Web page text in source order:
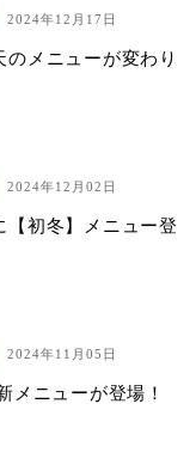
2024年12月17日
メニューが変わり
2024年12月02日
【初冬】メニュー登
2024年11月05日
メニューが登場！